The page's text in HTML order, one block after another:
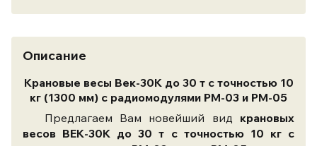
Описание
Крановые весы Век-30К до 30 т с точностью 10
кг (1300 мм) с радиомодулями РМ-03 и РМ-05
Предлагаем Вам новейший вид крановых
весов ВЕК-30К до 30 т с точностью 10 кг с